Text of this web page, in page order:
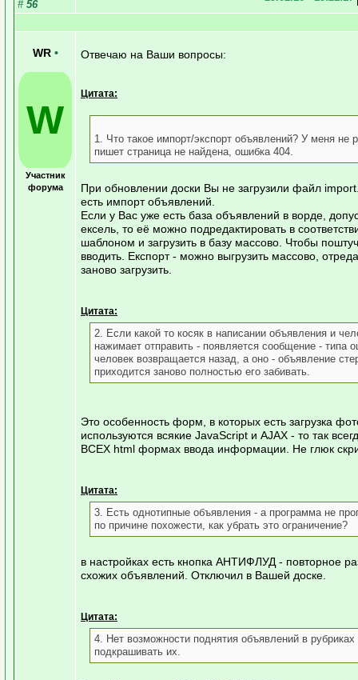
# 56
WR •
W
Участник
форума
Отвечаю на Ваши вопросы:
Цитата:
1. Что такое импорт/экспорт объявлений? У меня не
пишет страница не найдена, ошибка 404.
При обновлении доски Вы не загрузили файл
есть импорт объявлений.
Если у Вас уже есть база объявлений в ворде,
ексель, то её можно подредактировать в
шаблоном и загрузить в базу массово. Чтобы
вводить. Експорт - можно выгрузить массово,
заново загрузить.
Цитата:
2. Если какой то косяк в написании объявления и
нажимает отправить - появляется сообщение - типа
человек возвращается назад, а оно - объявление
приходится заново полностью его забивать.
Это особенность форм, в которых есть загрузка
используются всякие JavaScript и AJAX - то так
ВСЕХ html формах ввода информации. Не глюк
Цитата:
3. Есть однотипные объявления - а программа не
по причине похожести, как убрать это ограничение?
в настройках есть кнопка АНТИФЛУД - повторное
схожих объявлений. Отключил в Вашей доске.
Цитата:
4. Нет возможности поднятия объявлений в рубриках
подкрашивать их.